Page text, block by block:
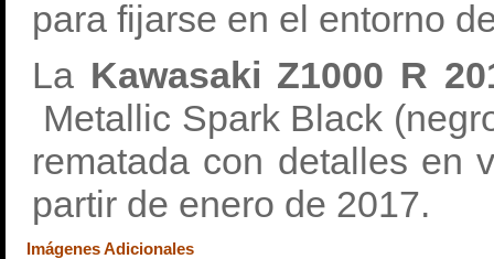
para fijarse en el entorno
La Kawasaki Z1000 R
Metallic Spark Black
rematada con detalles en
partir de enero de 2017.
Imágenes Adicionales